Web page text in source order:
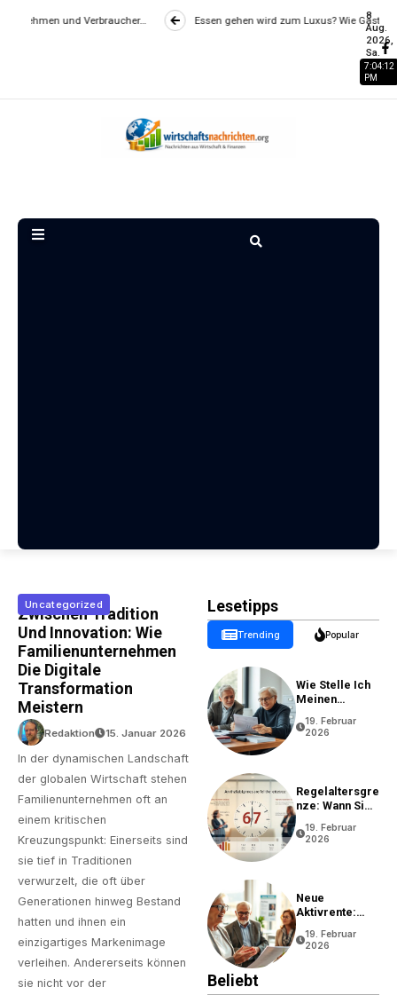
Essen gehen wird zum Luxus? Wie Gastronomiepreise entstehen
8
Aug.
2026,
Sa.
7:04:13
PM
Uncategorized
Zwischen Tradition
Und Innovation: Wie
Familienunternehmen
Die Digitale
Transformation
Meistern
Redaktion 15. Januar 2026
In der dynamischen Landschaft
der globalen Wirtschaft stehen
Familienunternehmen oft an
einem kritischen
Kreuzungspunkt: Einerseits sind
sie tief in Traditionen
verwurzelt, die oft über
Generationen hinweg Bestand
hatten und ihnen ein
einzigartiges Markenimage
verleihen. Andererseits können
sie nicht vor der
Lesetipps
Trending Popular
Wie Stelle Ich
Meinen
19. Februar
2026
Regelaltersgre
Nze: Wann Sie
Können
19. Februar
2026
Neue
Aktivrente:
Bedingungen
19. Februar
2026
Beliebt